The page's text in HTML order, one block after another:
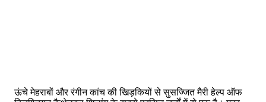
ऊंचे मेहराबों और रंगीन कांच की खिड़कियों से सुसज्जित मैरी हेल्प ऑफ